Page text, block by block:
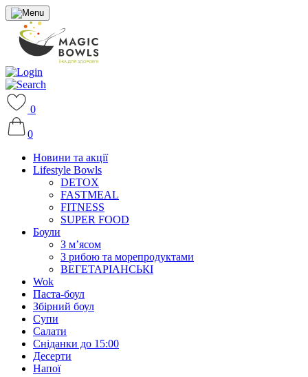
0
0
Новини та акції
Lifestyle Bowls
DETOX
FASTMEAL
FITNESS
SUPER FOOD
Боули
З м’ясом
З рибою та морепродуктами
ВЕГЕТАРІАНСЬКІ
Wok
Паста-боул
Збірний боул
Супи
Салати
Сніданки до 15:00
Десерти
Напої